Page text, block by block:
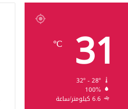
31
℃
32º - 28º
100%
6.6 كيلومتر/ساعة